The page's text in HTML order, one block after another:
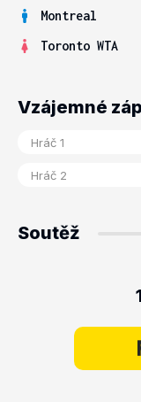
Montreal
Toronto WTA
Vzájemné
Soutěž